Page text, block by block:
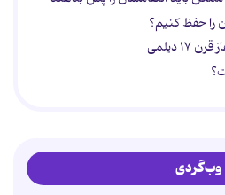
را حفظ کنیم؟
دیلمی
وب‌گردی